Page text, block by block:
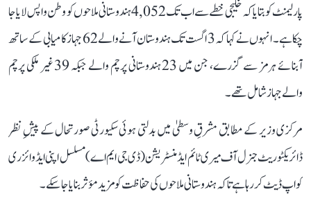
پارلیمنٹ کو بتایا کہ خلیجی خطے سے اب تک 4,052 ہندوستانی ملاحوں کو وطن واپس لایا جا
چکا ہے۔ انہوں نے کہا کہ 3 اگست تک ہندوستان آنے والے 62 جہاز کامیابی کے ساتھ
آبنائے ہرمز سے گزرے، جن میں 23 ہندوستانی پرچم والے جبکہ 39 غیر ملکی پرچم
والے جہاز شامل تھے۔
مرکزی وزیر کے مطابق مشرقِ وسطیٰ میں بدلتی ہوئی سکیورٹی صورتحال کے پیشِ نظر
ڈائریکٹوریٹ جنرل آف میری ٹائم ایڈمنسٹریشن (ڈی جی ایم اے) مسلسل اپنی ایڈوائزری
کو اپ ڈیٹ کر رہا ہے تاکہ ہندوستانی ملاحوں کی حفاظت کو مزید مؤثر بنایا جا سکے۔